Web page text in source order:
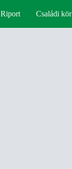
Riport Családi kör